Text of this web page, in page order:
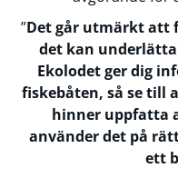
”Det går utmärkt att
det kan
Ekolodet ger dig
fiskebåten, så se till
hinner uppfatta
använder det på
ett